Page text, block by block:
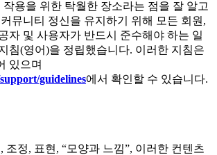
작용을 위한 탁월한 장소라는 점을 잘 알고
뮤니티 정신을 유지하기 위해 모든 회원,
자 및 사용자가 반드시 준수해야 하는 일
침(영어)을 정립했습니다. 이러한 지침은
있으며
guidelines에서 확인할 수 있습니다.
조정, 표현, “모양과 느낌”, 이러한 컨텐츠